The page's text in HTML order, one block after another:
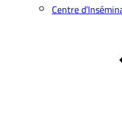
Centre